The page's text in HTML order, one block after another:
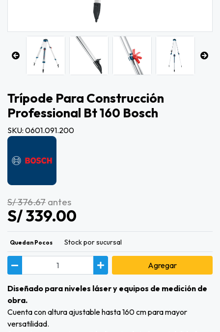
Trípode Para Construcción
Professional Bt 160 Bosch
SKU: 0601.091.200
S/ 376.67 antes
S/ 339.00
Quedan Pocos Stock por sucursal
Agregar
Diseñado para niveles láser y equipos de medición de
obra.
Cuenta con altura ajustable hasta 160 cm para mayor
versatilidad.